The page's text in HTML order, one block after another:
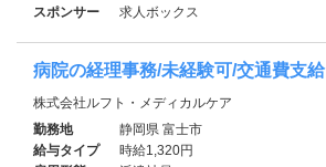
スポンサー
求人ボックス
病院の経理事務/未経験可/交通費支給
株式会社ルフト・メディカルケア
勤務地
静岡県 富士市
給与タイプ
時給1,320円